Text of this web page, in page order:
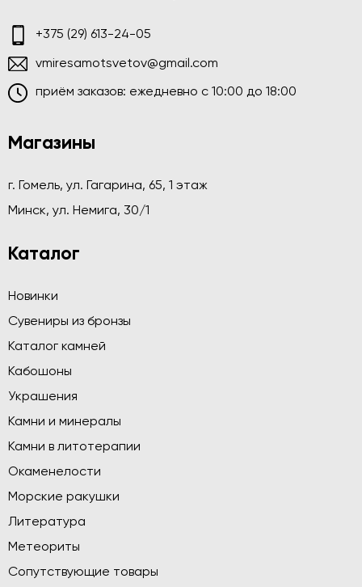
+375 (29) 613-24-05
vmiresamotsvetov@gmail.com
приём заказов: ежедневно c 10:00 до 18:00
Магазины
г. Гомель, ул. Гагарина, 65, 1 этаж
Минск, ул. Немига, 30/1
Каталог
Новинки
Сувениры из бронзы
Каталог камней
Кабошоны
Украшения
Камни и минералы
Камни в литотерапии
Окаменелости
Морские ракушки
Литература
Метеориты
Сопутствующие товары